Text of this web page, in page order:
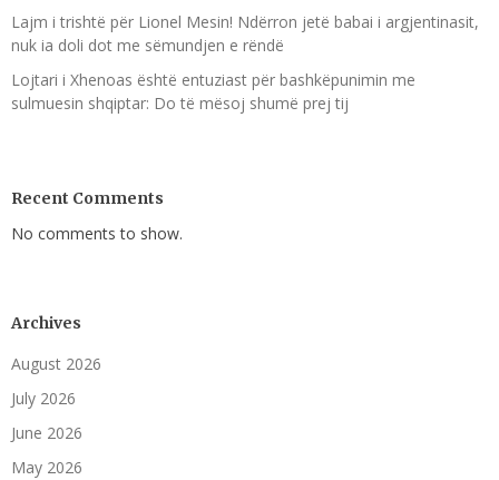
Lajm i trishtë për Lionel Mesin! Ndërron jetë babai i argjentinasit,
nuk ia doli dot me sëmundjen e rëndë
Lojtari i Xhenoas është entuziast për bashkëpunimin me
sulmuesin shqiptar: Do të mësoj shumë prej tij
Recent Comments
No comments to show.
Archives
August 2026
July 2026
June 2026
May 2026